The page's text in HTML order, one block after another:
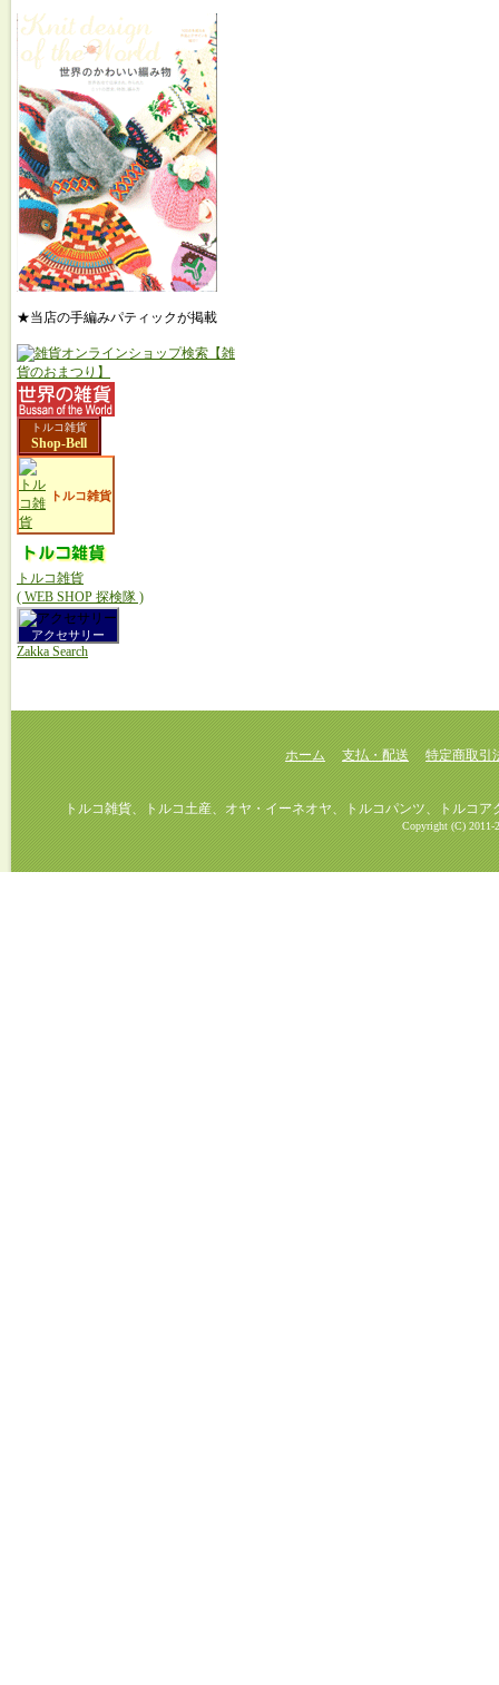
★当店の手編みパティックが掲載
トルコ雑貨
Shop-Bell
トルコ雑貨
トルコ雑貨
( WEB SHOP 探検隊 )
アクセサリー
Zakka Search
ホーム 支払・配送 特定商取引
トルコ雑貨、トルコ土産、オヤ・イーネオヤ、トルコパンツ、トルコアク
Copyright (C) 2011-